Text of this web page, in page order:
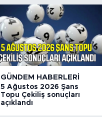
GÜNDEM HABERLERI
5 Ağustos 2026 Şans
Topu Çekiliş sonuçları
açıklandı